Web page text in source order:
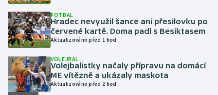
Lyže a snowboard
Moderní pětiboj
Motorsport
Olympijské hry
FOTBAL
Hradec nevyužil šance ani přesilovku po
červené kartě. Doma padl s Besiktasem
Aktualizováno před 1 hod
VOLEJBAL
Volejbalistky načaly přípravu na domácí
ME vítězně a ukázaly maskota
Aktualizováno před 2 hod